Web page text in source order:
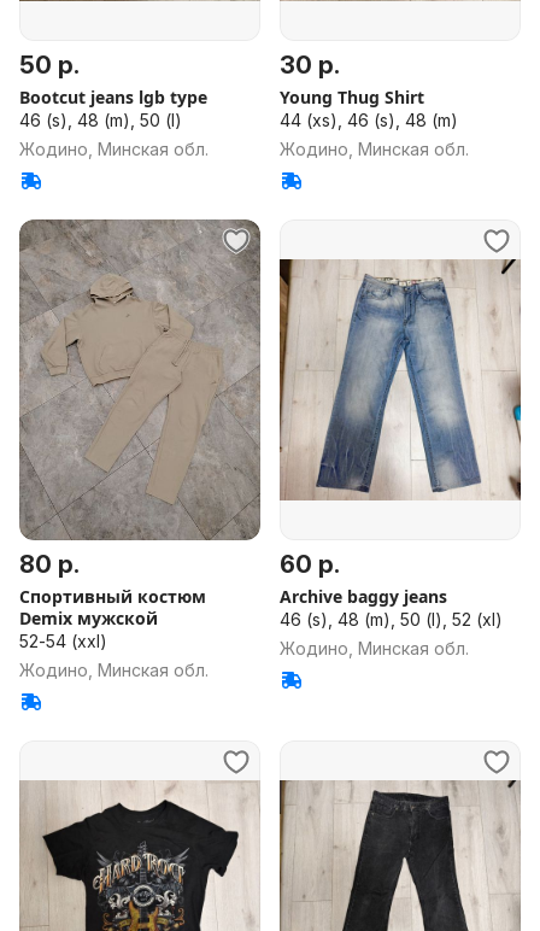
50 р.
Bootcut jeans lgb type
46 (s), 48 (m), 50 (l)
Жодино, Минская обл.
30 р.
Young Thug Shirt
44 (xs), 46 (s), 48 (m)
Жодино, Минская обл.
80 р.
Спортивный костюм
Demix мужской
52-54 (xxl)
Жодино, Минская обл.
60 р.
Archive baggy jeans
46 (s), 48 (m), 50 (l), 52 (xl)
Жодино, Минская обл.